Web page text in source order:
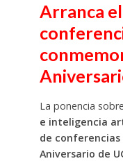
Arranca
La ponencia sobre
e inteligencia
de
Aniversario de